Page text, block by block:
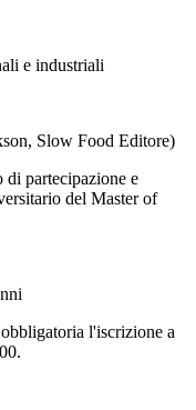
e industriali
Slow Food Editore)
di partecipazione e
del Master of
l'iscrizione a